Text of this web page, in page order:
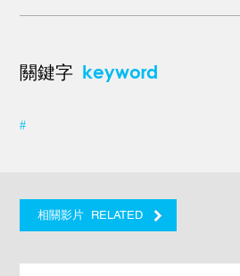
關鍵字 keyword
#
相關影片 RELATED